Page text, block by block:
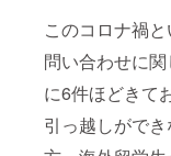
このコロナ禍と
問い合わせに
に6件ほどきて
引っ越しがで